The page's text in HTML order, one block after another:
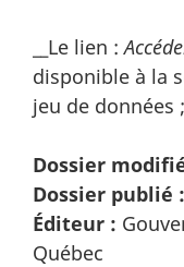
__Le lien :
disponible à la
jeu de données
Dossier
Dossier publié :
Éditeur :
Québec